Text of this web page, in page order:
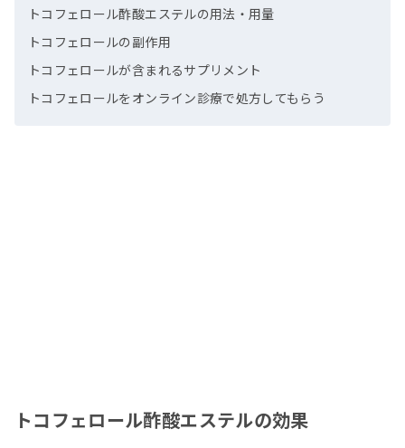
トコフェロール酢酸エステルの用法・用量
トコフェロールの副作用
トコフェロールが含まれるサプリメント
トコフェロールをオンライン診療で処方してもらう
トコフェロール酢酸エステルの効果